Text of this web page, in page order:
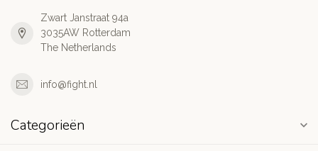
Zwart Janstraat 94a
3035AW Rotterdam
The Netherlands
info@fight.nl
Categorieën